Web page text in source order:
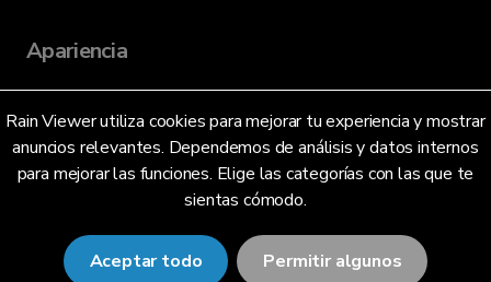
Rain Viewer utiliza cookies para mejorar tu experiencia y mostrar
anuncios relevantes. Dependemos de análisis y datos internos
para mejorar las funciones. Elige las categorías con las que te
sientas cómodo.
Aceptar todo Permitir algunos
Apariencia
Idioma
Español (México) (MX)